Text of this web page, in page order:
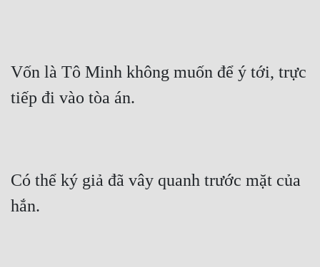
Vốn là Tô Minh không muốn để ý tới, trực
tiếp đi vào tòa án.
Có thể ký giả đã vây quanh trước mặt của
hắn.